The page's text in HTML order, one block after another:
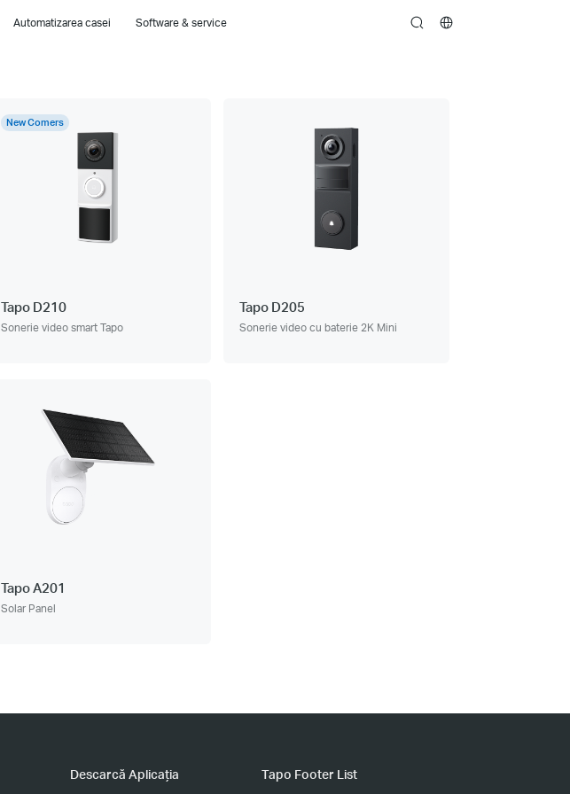
Automatizarea casei Software & service search
New Comers
Tapo D210
Sonerie video smart Tapo
Tapo D205
Sonerie video cu baterie 2K Mini
Tapo A201
Solar Panel
Descarcă Aplicația Tapo Footer List